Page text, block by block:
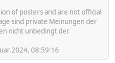
of posters and are not official
sind private Meinungen der
nicht unbedingt der
2024, 08:59:16